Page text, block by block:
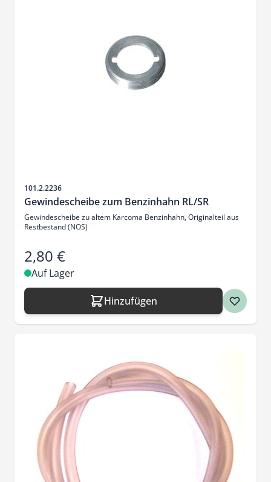
Artikelnr.
101.2.2236
Gewindescheibe zum Benzinhahn RL/SR
Gewindescheibe zu altem Karcoma Benzinhahn, Originalteil aus
Restbestand (NOS)
2,80 €
Auf Lager
Hinzufügen